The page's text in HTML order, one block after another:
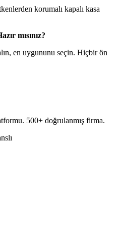
korumalı kapalı kasa
mısınız?
en uygununu seçin. Hiçbir ön
500+ doğrulanmış firma.